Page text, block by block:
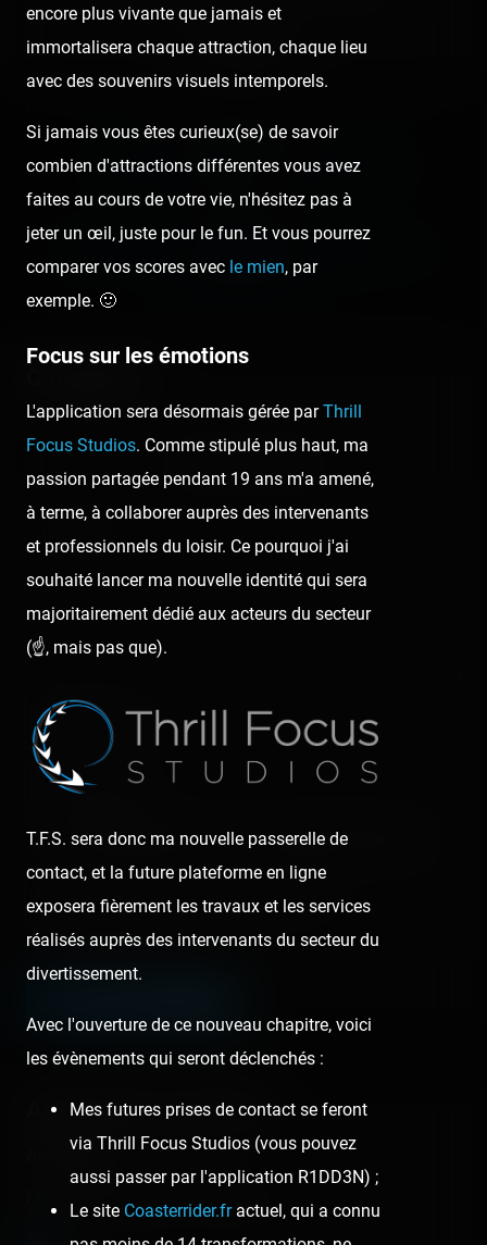
Comment
Previous post:
‹ LUNA PARK CARNON — 22 JUILLET 2021
No comment posted.
Comment
Nom/prénom
Email address
Nous vous demandons de fournir une véritable adresse e-mail
afin de pouvoir gérer votre propre commentaire ultérieurement.
Lien de votre site ou page personnelle
Champ facultatif
About this Luna Park
Amigoland
encore plus vivante que jamais et
immortalisera chaque attraction, chaque lieu
avec des souvenirs visuels intemporels.
Si jamais vous êtes curieux(se) de savoir
combien d'attractions différentes vous avez
faites au cours de votre vie, n'hésitez pas à
jeter un œil, juste pour le fun. Et vous pourrez
comparer vos scores avec le mien, par
exemple. 🙂
Focus sur les émotions
L'application sera désormais gérée parThrill
Focus Studios. Comme stipulé plus haut, ma
passion partagée pendant 19 ans m'a amené,
à terme, à collaborer auprès des intervenants
et professionnels du loisir. Ce pourquoi j'ai
souhaité lancer ma nouvelle identité qui sera
majoritairement dédié aux acteurs du secteur
(☝️, mais pas que).
T.F.S. sera donc ma nouvelle passerelle de
contact, et la future plateforme en ligne
exposera fièrement les travaux et les services
réalisés auprès des intervenants du secteur du
divertissement.
Avec l'ouverture de ce nouveau chapitre, voici
les évènements qui seront déclenchés :
Mes futures prises de contact se feront
via Thrill Focus Studios (vous pouvez
aussi passer par l'application R1DD3N) ;
Le site Coasterrider.fractuel, qui a connu